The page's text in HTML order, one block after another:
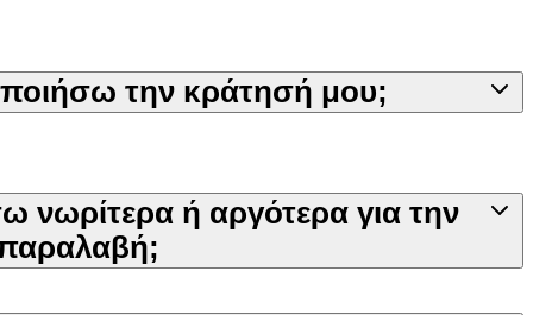
την κράτησή μου;
νωρίτερα ή αργότερα για την